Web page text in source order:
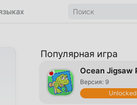
Популярная игра
Версия: 9
Unlocked